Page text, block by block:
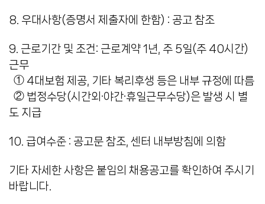
8. 우대사항(증명서 제출자에 한함) : 공고 참조
9. 근로기간 및 조건: 근로계약 1년, 주 5일(주 40시간)
근무
① 4대보험 제공, 기타 복리후생 등은 내부 규정에 따름
② 법정수당(시간외·야간·휴일근무수당)은 발생 시 별
도 지급
10. 급여수준 : 공고문 참조, 센터 내부방침에 의함
기타 자세한 사항은 붙임의 채용공고를 확인하여 주시기
바랍니다.